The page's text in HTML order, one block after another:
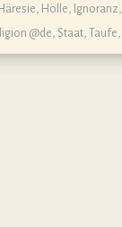
Hölle Ignoranz
@de Staat Taufe